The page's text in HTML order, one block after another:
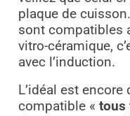
plaque de
sont compatibles
vitro-céramique,
avec l’induction.
L’idéal est
compatible « tous